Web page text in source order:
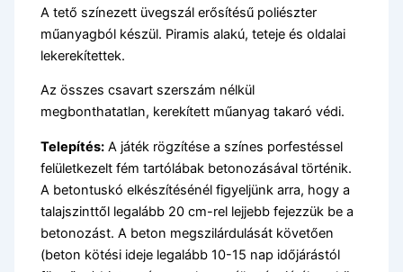
A tető színezett üvegszál erősítésű poliészter
műanyagból készül. Piramis alakú, teteje és oldalai
lekerekítettek.
Az összes csavart szerszám nélkül
megbonthatatlan, kerekített műanyag takaró védi.
Telepítés: A játék rögzítése a színes porfestéssel
felületkezelt fém tartólábak betonozásával történik.
A betontuskó elkészítésénél figyeljünk arra, hogy a
talajszinttől legalább 20 cm-rel lejjebb fejezzük be a
betonozást. A beton megszilárdulását követően
(beton kötési ideje legalább 10-15 nap időjárástól